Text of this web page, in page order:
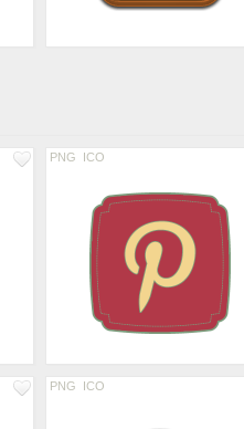
PNG ICO
PNG ICO